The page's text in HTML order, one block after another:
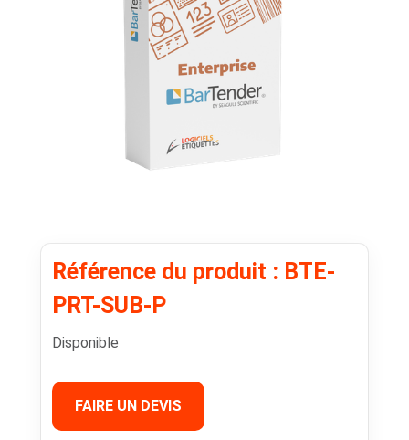
Référence du produit : BTE-
PRT-SUB-P
Disponible
FAIRE UN DEVIS